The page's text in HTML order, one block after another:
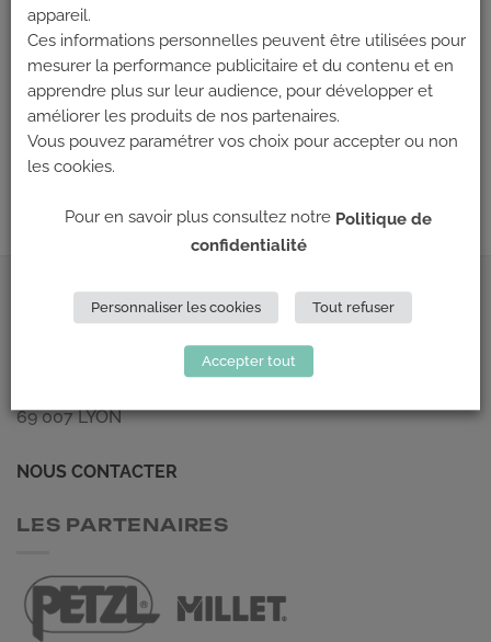
Les commentaires et les rétroliens sont actuellement fermés.
←Précédent
ADRESSE
Climb Up (Siège social)
69 007 LYON
NOUS CONTACTER
LES PARTENAIRES
appareil.
Ces informations personnelles peuvent être utilisées pour
mesurer la performance publicitaire et du contenu et en
apprendre plus sur leur audience, pour développer et
améliorer les produits de nos partenaires.
Vous pouvez paramétrer vos choix pour accepter ou non
les cookies.
Pour en savoir plus consultez notre Politique de
confidentialité
Personnaliser les cookies Tout refuser
Accepter tout